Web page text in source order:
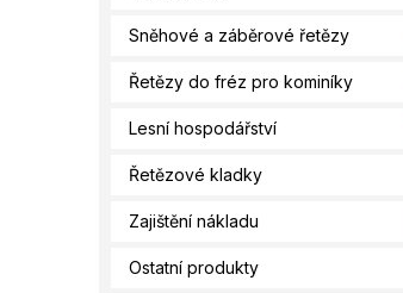
Sněhové a záběrové řetězy
Řetězy do fréz pro kominíky
Lesní hospodářství
Řetězové kladky
Zajištění nákladu
Ostatní produkty